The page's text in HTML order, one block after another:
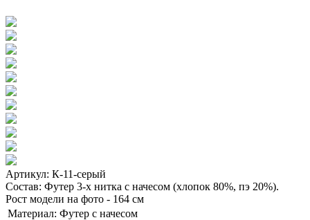
Артикул: К-11-серый
Состав: Футер 3-х нитка с начесом (хлопок 80%, пэ 20%).
Рост модели на фото - 164 см
Материал: Футер с начесом